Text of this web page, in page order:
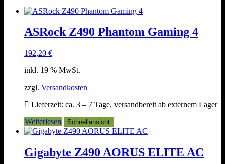
ASRock Z490 Phantom Gaming 4
192,20 €
inkl. 19 % MwSt.
zzgl. Versandkosten
Lieferzeit: ca. 3 – 7 Tage, versandbereit ab externem Lager
Weiterlesen
Schnellansicht
Gigabyte Z490 AORUS ELITE AC